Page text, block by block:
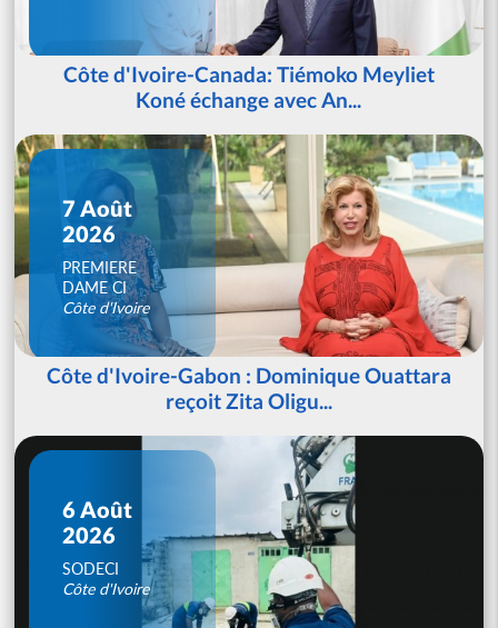
Côte d'Ivoire-Canada: Tiémoko Meyliet
Koné échange avec An...
7 Août
2026
PREMIERE
DAME CI
Côte d'Ivoire
Côte d'Ivoire-Gabon : Dominique Ouattara
reçoit Zita Oligu...
6 Août
2026
SODECI
Côte d'Ivoire